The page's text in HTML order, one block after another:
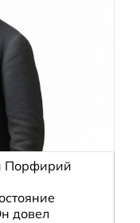
Порфирий
довел